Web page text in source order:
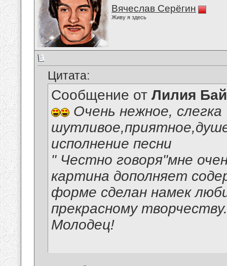
Вячеслав Серёгин
Живу я здесь
Цитата:
Сообщение от Лилия
Очень нежное, слегка
исполнение песни
" Честно говоря"мне
картина дополняет
форме сделан намек
прекрасному
Молодец!